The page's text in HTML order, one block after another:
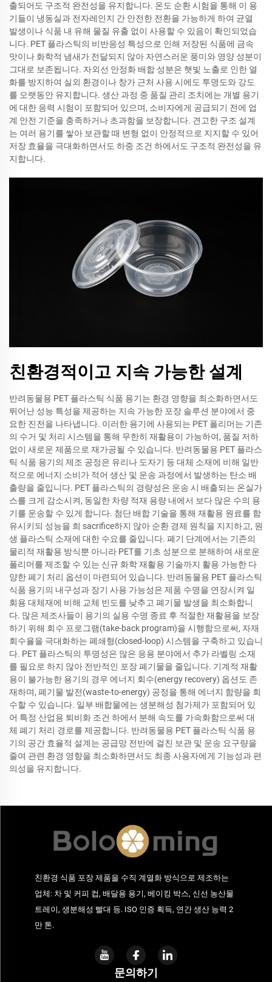
출되어도 구조적 완전성을 유지합니다. 온도 순환 시험을 통해 이 용
기들이 냉동실과 전자레인지 간 안전한 전환을 가능하게 하여 균열
발생이나 식품 내 유해 물질 유출 없이 사용할 수 있음이 확인되었습
니다. PET 플라스틱의 비반응성 특성으로 인해 저장된 식품에 금속
맛이나 화학적 냄새가 전달되지 않아 자연스러운 풍미와 영양 성분이
그대로 보존됩니다. 자외선 안정화 배합 성분은 햇빛 노출로 인한 열
화를 방지하여 실외 환경이나 창가 근처 사용 시에도 투명도와 강도
를 오랫동안 유지합니다. 생산 과정 중 품질 관리 조치에는 개별 용기
에 대한 응력 시험이 포함되어 있으며, 소비자에게 공급되기 전에 업
계 안전 기준을 충족하거나 초과함을 보장합니다. 견고한 구조 설계
는 여러 용기를 쌓아 보관할 때 변형 없이 안정적으로 지지할 수 있어
저장 효율을 극대화하면서도 하중 조건 하에서도 구조적 완전성을 유
지합니다.
친환경적이고 지속 가능한 설계
반려동물용 PET 플라스틱 식품 용기는 환경 영향을 최소화하면서도
뛰어난 성능 특성을 제공하는 지속 가능한 포장 솔루션 분야에서 중
요한 진전을 나타냅니다. 이러한 용기에 사용되는 PET 폴리머는 기존
의 수거 및 처리 시스템을 통해 무한히 재활용이 가능하여, 품질 저하
없이 새로운 제품으로 재가공될 수 있습니다. 반려동물용 PET 플라스
틱 식품 용기의 제조 공정은 유리나 도자기 등 대체 소재에 비해 일반
적으로 에너지 소비가 적어 생산 및 운송 과정에서 발생하는 탄소 배
출량을 줄입니다. PET 플라스틱의 경량성은 운송 시 배출되는 온실가
스를 크게 감소시켜, 동일한 차량 적재 용량 내에서 보다 많은 수의 용
기를 운송할 수 있게 합니다. 첨단 배합 기술을 통해 재활용 원료를 함
유시키되 성능을 희 sacrifice하지 않아 순환 경제 원칙을 지지하고, 원
생 플라스틱 소재에 대한 수요를 줄입니다. 폐기 단계에서는 기존의
물리적 재활용 방식뿐 아니라 PET를 기초 성분으로 분해하여 새로운
폴리머를 제조할 수 있는 신규 화학 재활용 기술까지 활용 가능한 다
양한 폐기 처리 옵션이 마련되어 있습니다. 반려동물용 PET 플라스틱
식품 용기의 내구성과 장기 사용 가능성은 제품 수명을 연장시켜 일
회용 대체재에 비해 교체 빈도를 낮추고 폐기물 발생을 최소화합니
다. 많은 제조사들이 용기의 실용 수명 종료 후 적절한 재활용을 보장
하기 위해 회수 프로그램(take-back program)을 시행함으로써, 자재
회수율을 극대화하는 폐쇄형(closed-loop) 시스템을 구축하고 있습니
다. PET 플라스틱의 투명성은 많은 응용 분야에서 추가 라벨링 소재
를 필요로 하지 않아 전반적인 포장 폐기물을 줄입니다. 기계적 재활
용이 불가능한 용기의 경우 에너지 회수(energy recovery) 옵션도 존
재하며, 폐기물 발전(waste-to-energy) 공정을 통해 에너지 함량을 회
수할 수 있습니다. 일부 배합물에는 생분해성 첨가제가 포함되어 있
어 특정 산업용 퇴비화 조건 하에서 분해 속도를 가속화함으로써 대
체 폐기 처리 경로를 제공합니다. 반려동물용 PET 플라스틱 식품 용
기의 공간 효율적 설계는 공급망 전반에 걸친 보관 및 운송 요구량을
줄여 관련 환경 영향을 최소화하면서도 최종 사용자에게 기능성과 편
의성을 유지합니다.
친환경 식품 포장 제품을 수직 계열화 방식으로 제조하는
업체: 차 및 커피 컵, 배달용 용기, 베이킹 박스, 신선 농산물
트레이, 생분해성 빨대 등. ISO 인증 획득, 연간 생산 능력 2
만 톤.
문의하기